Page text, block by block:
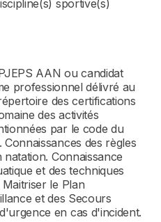
sportive(s)
AAN ou candidat
professionnel délivré au
des certifications
des activités
par le code du
des règles
Connaissance
et des techniques
le Plan
et des Secours
en cas d'incident.